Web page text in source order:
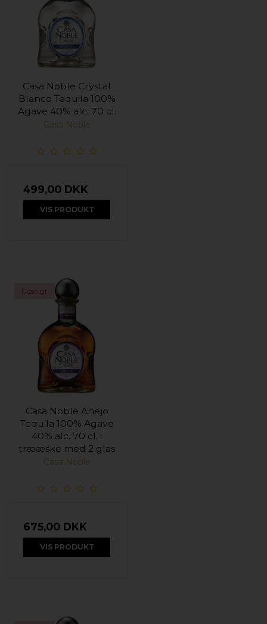
Casa Noble Crystal
Blanco Tequila 100%
Agave 40% alc. 70 cl.
Casa Noble
499,00 DKK
VIS PRODUKT
Udsolgt
Casa Noble Anejo
Tequila 100% Agave
40% alc. 70 cl. i
trææske med 2 glas
Casa Noble
675,00 DKK
VIS PRODUKT